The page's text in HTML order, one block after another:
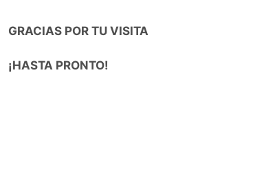
GRACIAS POR TU VISITA
¡HASTA PRONTO!